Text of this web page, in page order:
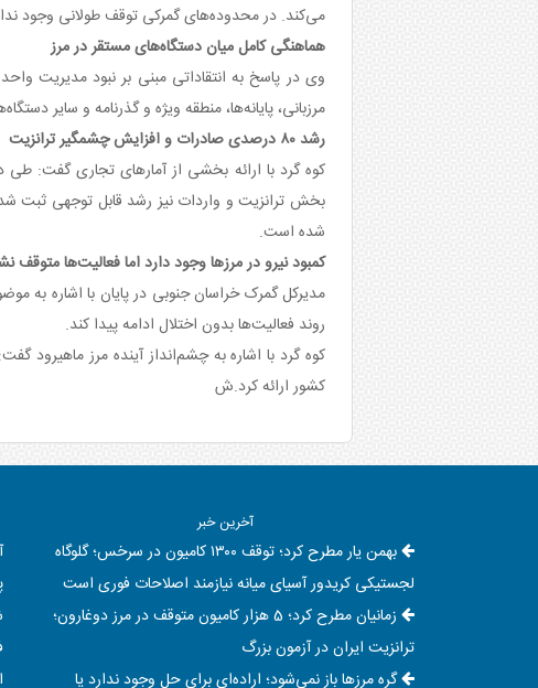
می‌کند. در محدوده‌های گمرکی توقف طولانی وجود
هماهنگی کامل میان دستگاه‌های مستقر در مرز
وی در پاسخ به انتقاداتی مبنی بر نبود مدیریت
مرزبانی، پایانه‌ها، منطقه ویژه و گذرنامه و سایر
رشد ۸۰ درصدی صادرات و افزایش چشمگیر ترانزیت
شده است.
کمبود نیرو در مرزها وجود دارد اما فعالیت‌ها
مدیرکل گمرک خراسان جنوبی در پایان با اشاره به
روند فعالیت‌ها بدون اختلال ادامه پیدا کند.
کوه گرد با اشاره به چشم‌انداز آینده مرز
کشور ارائه کرد.ش
آخرین خبر
بهمن یار مطرح کرد؛ توقف ۱۳۰۰ کامیون در سرخس؛ گلوگاه
لجستیکی کریدور آسیای میانه نیازمند اصلاحات فوری است
زمانیان مطرح کرد؛ 5 هزار کامیون متوقف در مرز دوغارون؛
ترانزیت ایران در آزمون بزرگ
گره مرزها باز نمی‌شود؛ اراده‌ای برای حل وجود ندارد یا